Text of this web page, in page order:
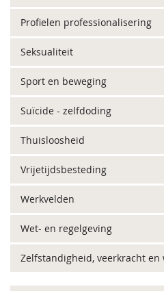
Profielen professionalisering
Seksualiteit
Sport en beweging
Suïcide - zelfdoding
Thuisloosheid
Vrijetijdsbesteding
Werkvelden
Wet- en regelgeving
Zelfstandigheid, veerkracht en